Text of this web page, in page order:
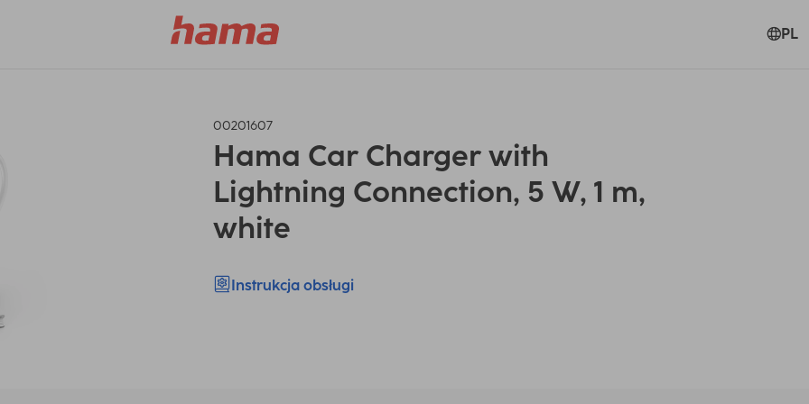
PL
00201607
Hama Car Charger with
Lightning Connection, 5 W, 1 m,
white
Instrukcja obsługi